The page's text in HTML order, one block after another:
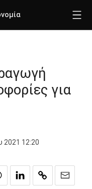
για
2021 12:20